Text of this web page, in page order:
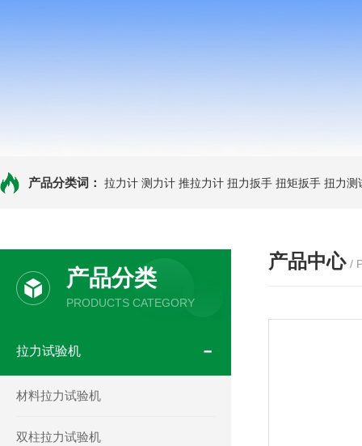
产品分类词： 拉力计 测力计 推拉力计 扭力扳手 扭矩扳手 扭力测
产品分类
PRODUCTS CATEGORY
拉力试验机
材料拉力试验机
双柱拉力试验机
产品中心 /